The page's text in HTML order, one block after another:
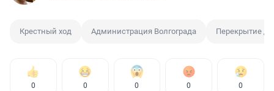
Крестный ход Администрация Волгограда Перекрытие
0 0 0 0 0